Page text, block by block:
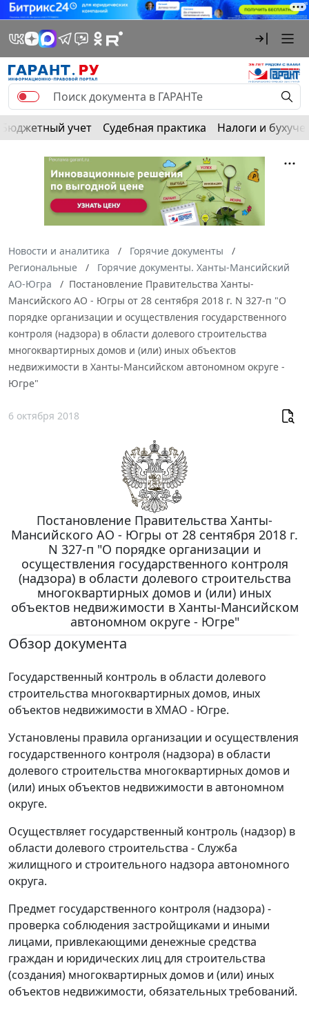
Бюджетный учет Судебная практика Налоги и
Новости и аналитика
Горячие документы
Региональные
Горячие документы. Ханты-Мансийский
АО-Югра
Постановление Правительства Ханты-
Мансийского АО - Югры от 28 сентября 2018 г. N 327-п "О
порядке организации и осуществления государственного
контроля (надзора) в области долевого строительства
многоквартирных домов и (или) иных объектов
недвижимости в Ханты-Мансийском автономном округе -
Югре"
6 октября 2018
Постановление Правительства Ханты-
Мансийского АО - Югры от 28 сентября 2018 г.
N 327-п "О порядке организации и
осуществления государственного контроля
(надзора) в области долевого строительства
многоквартирных домов и (или) иных
объектов недвижимости в Ханты-Мансийском
автономном округе - Югре"
Обзор документа
Государственный контроль в области долевого
строительства многоквартирных домов, иных
объектов недвижимости в ХМАО - Югре.
Установлены правила организации и осуществления
государственного контроля (надзора) в области
долевого строительства многоквартирных домов и
(или) иных объектов недвижимости в автономном
округе.
Осуществляет государственный контроль (надзор) в
области долевого строительства - Служба
жилищного и строительного надзора автономного
округа.
Предмет государственного контроля (надзора) -
проверка соблюдения застройщиками и иными
лицами, привлекающими денежные средства
граждан и юридических лиц для строительства
(создания) многоквартирных домов и (или) иных
объектов недвижимости, обязательных требований.